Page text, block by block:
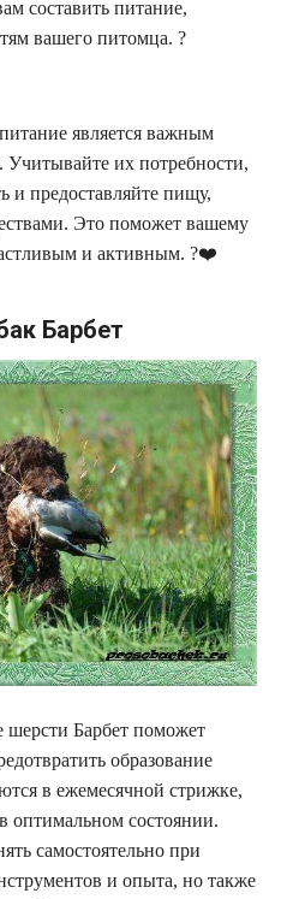
составить питание,
вашего питомца. ?
является важным
Учитывайте их потребности,
и предоставляйте пищу,
Это поможет вашему
и активным. ?❤️
Барбет
шерсти Барбет поможет
образование
в ежемесячной стрижке,
оптимальном состоянии.
самостоятельно при
и опыта, но также